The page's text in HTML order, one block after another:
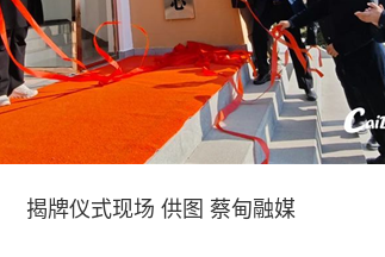
揭牌仪式现场 供图 蔡甸融媒